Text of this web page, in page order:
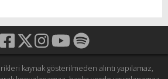
kaynak gösterilmeden alıntı yapılamaz,